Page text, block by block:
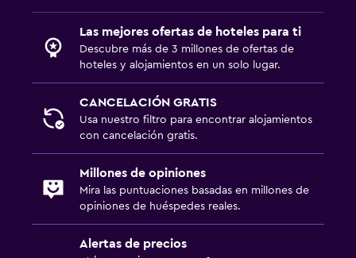
Las mejores ofertas de hoteles para ti
Descubre más de 3 millones de ofertas de
hoteles y alojamientos en un solo lugar.
CANCELACIÓN GRATIS
Usa nuestro filtro para encontrar alojamientos
con cancelación gratis.
Millones de opiniones
Mira las puntuaciones basadas en millones de
opiniones de huéspedes reales.
Alertas de precios